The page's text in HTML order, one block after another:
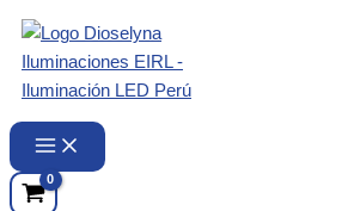
contenido